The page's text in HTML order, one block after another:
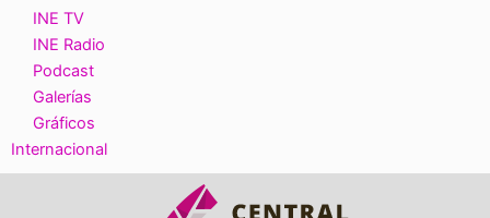
INE TV
INE Radio
Podcast
Galerías
Gráficos
Internacional